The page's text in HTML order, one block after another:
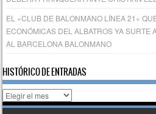
EL «CLUB DE BALONMANO LÍNEA 21»
ECONÓMICAS DEL ALBATROS YA SURTE
AL BARCELONA BALONMANO
HISTÓRICO DE ENTRADAS
Histórico
de